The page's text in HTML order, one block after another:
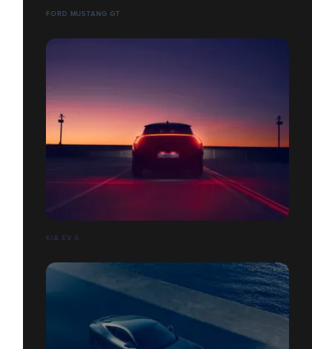
FORD MUSTANG GT
KIA EV 6